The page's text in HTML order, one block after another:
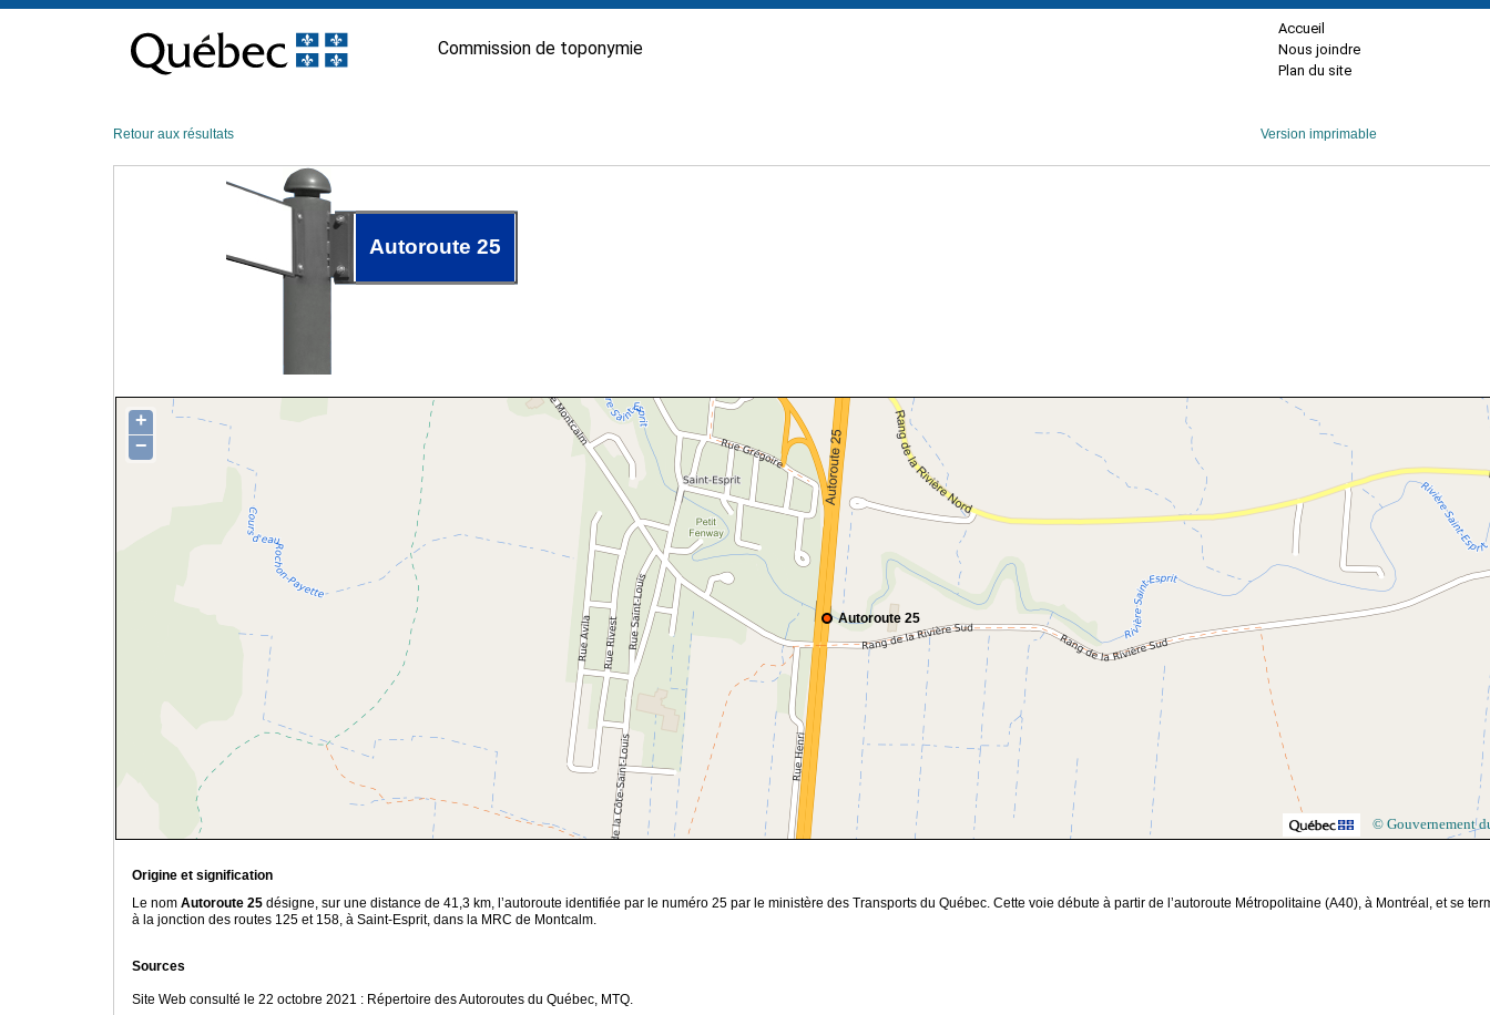
contenu
Commission de toponymie
Accueil
Nous joindre
Plan du site
Retour aux résultats Version imprimable
Autoroute 25
Autoroute 25
+
−
© Gouvernement
Origine et signification
Le nom Autoroute 25 désigne, sur une distance de 41,3 km, l’autoroute identifiée par le numéro 25 par le ministère des Transports du Québec. Cette voie débute à partir de l’autoroute Métropolitaine (A40), à Montréal, et se
à la jonction des routes 125 et 158, à Saint-Esprit, dans la MRC de Montcalm.
Sources
Site Web consulté le 22 octobre 2021 : Répertoire des Autoroutes du Québec, MTQ.